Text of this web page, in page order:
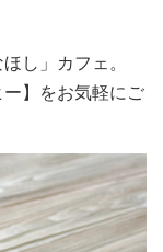
し」カフェ。
ー】をお気軽にご